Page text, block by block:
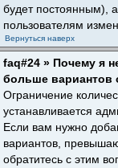
будет постоянным),
пользователям
Вернуться наверх
faq#24 » Почему я
больше вариантов
Ограничение
устанавливается
Если вам нужно
вариантов,
обратитесь с этим